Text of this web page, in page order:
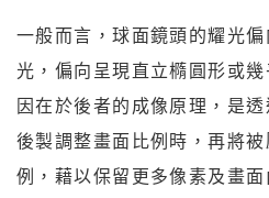
一般而言，球面鏡頭的耀光
光，偏向呈現直立橢圓形或
因在於後者的成像原理，是
後製調整畫面比例時，再將
例，藉以保留更多像素及畫